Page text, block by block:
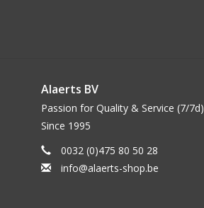
Alaerts BV
Passion for Quality & Service (7/7d)
Since 1995
0032 (0)475 80 50 28
info@alaerts-shop.be